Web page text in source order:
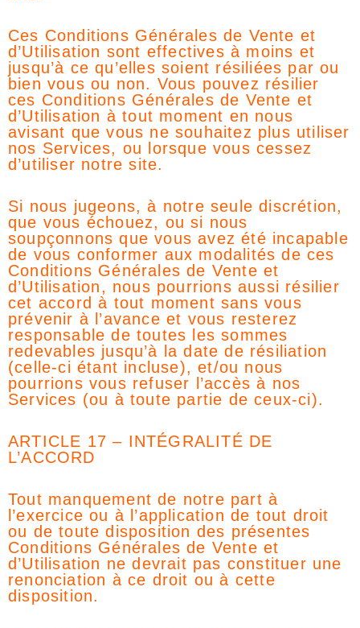
Ces Conditions Générales de Vente et
d’Utilisation sont effectives à moins et
jusqu’à ce qu’elles soient résiliées par ou
bien vous ou non. Vous pouvez résilier
ces Conditions Générales de Vente et
d’Utilisation à tout moment en nous
avisant que vous ne souhaitez plus utiliser
nos Services, ou lorsque vous cessez
d’utiliser notre site.
Si nous jugeons, à notre seule discrétion,
que vous échouez, ou si nous
soupçonnons que vous avez été incapable
de vous conformer aux modalités de ces
Conditions Générales de Vente et
d’Utilisation, nous pourrions aussi résilier
cet accord à tout moment sans vous
prévenir à l’avance et vous resterez
responsable de toutes les sommes
redevables jusqu’à la date de résiliation
(celle-ci étant incluse), et/ou nous
pourrions vous refuser l’accès à nos
Services (ou à toute partie de ceux-ci).
ARTICLE 17 – INTÉGRALITÉ DE
L’ACCORD
Tout manquement de notre part à
l’exercice ou à l’application de tout droit
ou de toute disposition des présentes
Conditions Générales de Vente et
d’Utilisation ne devrait pas constituer une
renonciation à ce droit ou à cette
disposition.